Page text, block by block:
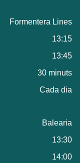
Formentera Lines
13:15
13:45
30 minuts
Cada dia
Balearia
13:30
14:00